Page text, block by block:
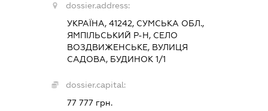
dossier.address:
УКРАЇНА, 41242, СУМСЬКА ОБЛ.,
ЯМПІЛЬСЬКИЙ Р-Н, СЕЛО
ВОЗДВИЖЕНСЬКЕ, ВУЛИЦЯ
САДОВА, БУДИНОК 1/1
dossier.capital:
77 777 грн.